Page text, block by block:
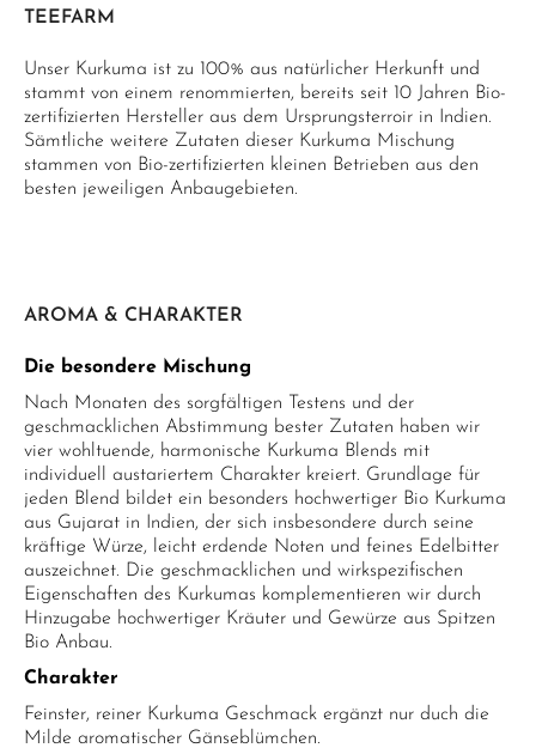
TEEFARM
Unser Kurkuma ist zu 100% aus natürlicher Herkunft und
stammt von einem renommierten, bereits seit 10 Jahren Bio-
zertifizierten Hersteller aus dem Ursprungsterroir in Indien.
Sämtliche weitere Zutaten dieser Kurkuma Mischung
stammen von Bio-zertifizierten kleinen Betrieben aus den
besten jeweiligen Anbaugebieten.
AROMA & CHARAKTER
Die besondere Mischung
Nach Monaten des sorgfältigen Testens und der
geschmacklichen Abstimmung bester Zutaten haben wir
vier wohltuende, harmonische Kurkuma Blends mit
individuell austariertem Charakter kreiert. Grundlage für
jeden Blend bildet ein besonders hochwertiger Bio Kurkuma
aus Gujarat in Indien, der sich insbesondere durch seine
kräftige Würze, leicht erdende Noten und feines Edelbitter
auszeichnet. Die geschmacklichen und wirkspezifischen
Eigenschaften des Kurkumas komplementieren wir durch
Hinzugabe hochwertiger Kräuter und Gewürze aus Spitzen
Bio Anbau.
Charakter
Feinster, reiner Kurkuma Geschmack ergänzt nur duch die
Milde aromatischer Gänseblümchen.